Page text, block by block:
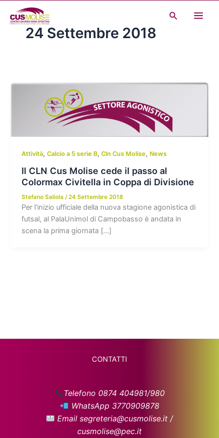
contenuto
Cerca
24 Settembre 2018
Attività,Calcio a 5 serie B,Cln Cus Molise, News
Il CLN Cus Molise cede il passo al
Colormax Civitella in Coppa di Divisione
Stefano Saliola/24 Settembre 2018
Per l’inizio ufficiale della nuova stagione agonistica di
futsal, al PalaUnimol di Campobasso è andata in
scena la prima giornata […]
CONTATTI
Telefono 0874 404981/980
WhatsApp 3770909878
Email segreteria@cusmolise.it /
cusmolise@pec.it